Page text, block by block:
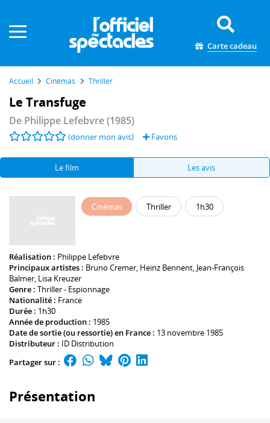
Carte cadeau
Accueil Cinémas Thriller
Le Transfuge
De Philippe Lefebvre(1985)
(donner mon avis) Favoris
Le film Les avis
Cinémas Thriller 1h30
Réalisation : Philippe Lefebvre
Principaux artistes : Bruno Cremer, Heinz Bennent, Jean-François
Balmer, Lisa Kreuzer
Genre : Thriller - Espionnage
Nationalité : France
Durée : 1h30
Année de production : 1985
Date de sortie (ou ressortie) en France : 13 novembre 1985
Distributeur : ID Distribution
Partager sur :
Présentation